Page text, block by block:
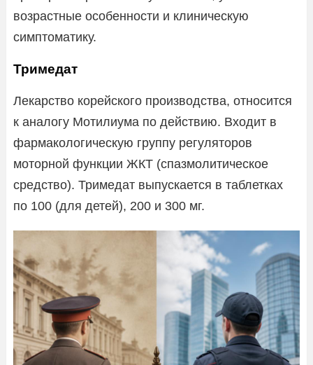
возрастные особенности и клиническую
симптоматику.
Тримедат
Лекарство корейского производства, относится
к аналогу Мотилиума по действию. Входит в
фармакологическую группу регуляторов
моторной функции ЖКТ (спазмолитическое
средство). Тримедат выпускается в таблетках
по 100 (для детей), 200 и 300 мг.